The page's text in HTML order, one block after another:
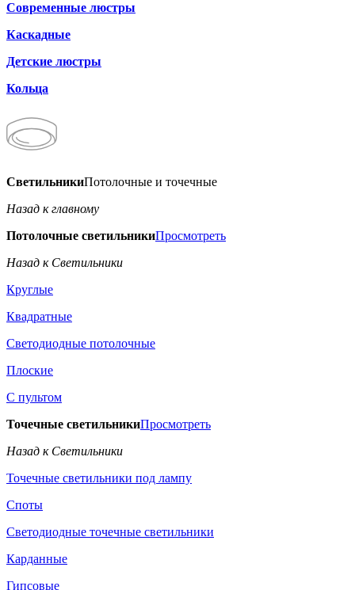
Современные люстры
Каскадные
Детские люстры
Кольца
СветильникиПотолочные и точечные
Назад к главному
Потолочные светильникиПросмотреть
Назад к Светильники
Круглые
Квадратные
Светодиодные потолочные
Плоские
С пультом
Точечные светильникиПросмотреть
Назад к Светильники
Точечные светильники под лампу
Споты
Светодиодные точечные светильники
Карданные
Гипсовые